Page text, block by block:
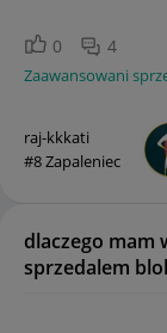
0 4
Zaawansowani
raj-kkkati
#8 Zapaleniec
dlaczego mam
sprzedalem